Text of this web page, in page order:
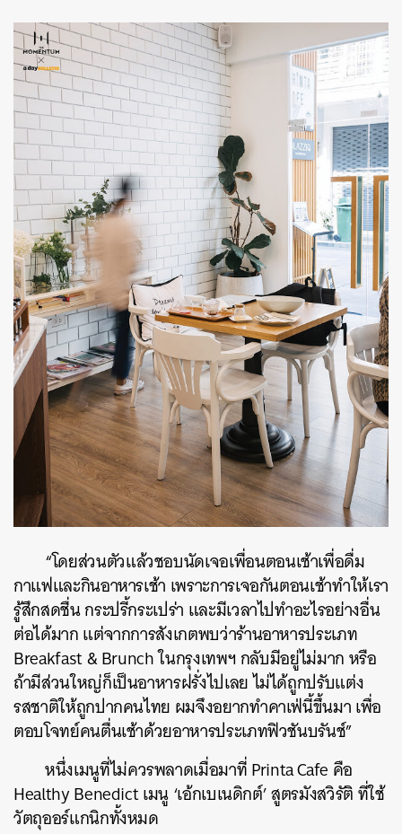
“โดยส่วนตัวแล้วชอบนัดเจอเพื่อนตอนเช้าเพื่อดื่ม
กาแฟและกินอาหารเช้า เพราะการเจอกันตอนเช้าทำให้เรา
รู้สึกสดชื่น กระปรี้กระเปร่า และมีเวลาไปทำอะไรอย่างอื่น
ต่อได้มาก แต่จากการสังเกตพบว่าร้านอาหารประเภท
Breakfast & Brunch ในกรุงเทพฯ กลับมีอยู่ไม่มาก หรือ
ถ้ามีส่วนใหญ่ก็เป็นอาหารฝรั่งไปเลย ไม่ได้ถูกปรับแต่ง
รสชาติให้ถูกปากคนไทย ผมจึงอยากทำคาเฟ่นี้ขึ้นมา เพื่อ
ตอบโจทย์คนตื่นเช้าด้วยอาหารประเภทฟิวชันบรันช์”
หนึ่งเมนูที่ไม่ควรพลาดเมื่อมาที่ Printa Cafe คือ
Healthy Benedict เมนู ‘เอ้กเบเนดิกต์’ สูตรมังสวิรัติ ที่ใช้
วัตถุออร์แกนิกทั้งหมด
ค้นหา
SHARE TWEET LINE EMAIL